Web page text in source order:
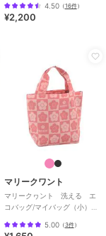
4.50（16件）
¥2,200
マリークワント
マリークヮント 洗える エ
コバッグ/マイバッグ（小）
5.00（3件）